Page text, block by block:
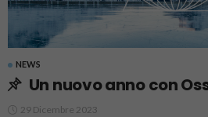
NEWS
Un nuovo anno con
29 Dicembre 2023